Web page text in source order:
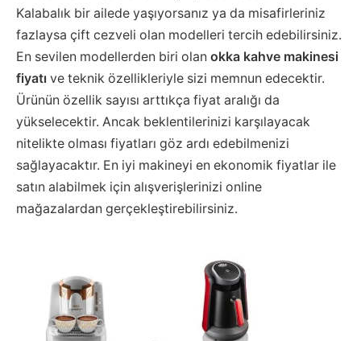
Kalabalık bir ailede yaşıyorsanız ya da misafirleriniz
fazlaysa çift cezveli olan modelleri tercih edebilirsiniz.
En sevilen modellerden biri olan okka kahve makinesi
fiyatı ve teknik özellikleriyle sizi memnun edecektir.
Ürünün özellik sayısı arttıkça fiyat aralığı da
yükselecektir. Ancak beklentilerinizi karşılayacak
nitelikte olması fiyatları göz ardı edebilmenizi
sağlayacaktır. En iyi makineyi en ekonomik fiyatlar ile
satın alabilmek için alışverişlerinizi online
mağazalardan gerçekleştirebilirsiniz.